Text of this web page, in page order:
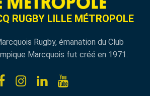
RUGBY LILLE MÉTROPOLE
Rugby, émanation du Club
Marcquois fut créé en 1971.